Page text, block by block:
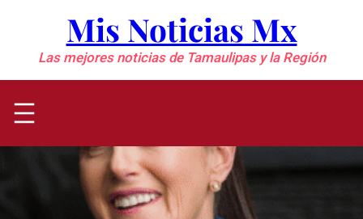
contenido
Mis Noticias Mx
Las mejores noticias de Tamaulipas y la Región